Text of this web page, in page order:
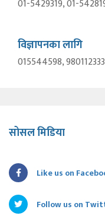
01-5429319, 01-
विज्ञापनका लागि
015544598,
सोसल मिडिया
Like us on
Follow us on